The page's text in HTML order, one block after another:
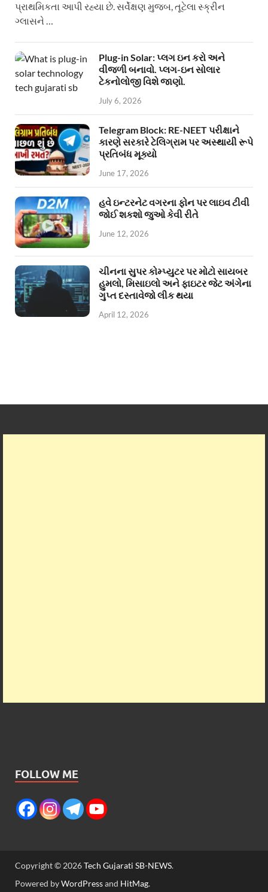
પ્રાથમિકતા આપી રહ્યા છે. સર્વેક્ષણ મુજબ, તૂટેલા સ્ક્રીન
ગ્લાસને …
Plug-in Solar: પ્લગ ઇન કરો અને
વીજળી બનાવો. પ્લગ-ઇન સોલાર
ટેકનોલોજી વિશે જાણો.
July 6, 2026
Telegram Block: RE-NEET પરીક્ષાને
કારણે સરકારે ટેલિગ્રામ પર અસ્થાયી રૂપે
પ્રતિબંધ મૂક્યો
June 17, 2026
હવે ઇન્ટરનેટ વગરના ફોન પર લાઇવ ટીવી
જોઈ શકશો જુઓ કેવી રીતે
June 12, 2026
ચીનના સુપર કોમ્પ્યુટર પર મોટો સાયબર
હુમલો, મિસાઇલો અને ફાઇટર જેટ અંગેના
ગુપ્ત દસ્તાવેજો લીક થયા
April 12, 2026
FOLLOW ME
Copyright © 2026Tech Gujarati SB-NEWS.
Powered byWordPressand HitMag.